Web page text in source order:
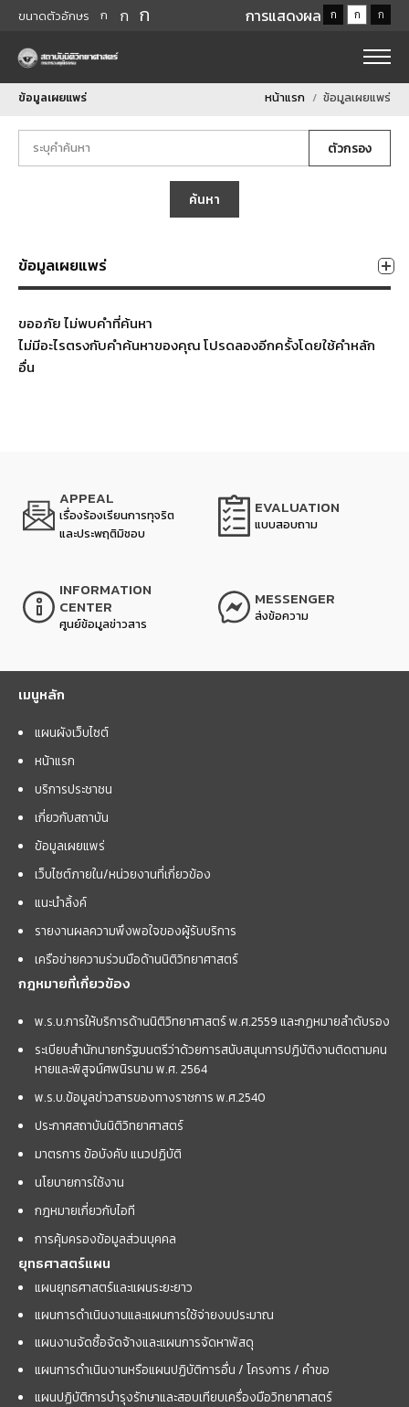
ขนาดตัวอักษร ก ก ก การแสดงผล ก ก ก
ข้อมูลเผยแพร่ หน้าแรก ข้อมูลเผยแพร่
ตัวกรอง
ค้นหา
ข้อมูลเผยแพร่
ขออภัย ไม่พบคำที่ค้นหา
ไม่มีอะไรตรงกับคำค้นหาของคุณ โปรดลองอีกครั้งโดยใช้คำหลัก
อื่น
APPEAL
เรื่องร้องเรียนการทุจริต
และประพฤติมิชอบ
EVALUATION
แบบสอบถาม
INFORMATION
CENTER
ศูนย์ข้อมูลข่าวสาร
MESSENGER
ส่งข้อความ
เมนูหลัก
แผนผังเว็บไซต์
หน้าแรก
บริการประชาชน
เกี่ยวกับสถาบัน
ข้อมูลเผยแพร่
เว็บไซต์ภายใน/หน่วยงานที่เกี่ยวข้อง
แนะนำลิ้งค์
รายงานผลความพึงพอใจของผู้รับบริการ
เครือข่ายความร่วมมือด้านนิติวิทยาศาสตร์
กฎหมายที่เกี่ยวข้อง
พ.ร.บ.การให้บริการด้านนิติวิทยาศาสตร์ พ.ศ.2559 และกฏหมายลำดับรอง
ระเบียบสำนักนายกรัฐมนตรีว่าด้วยการสนับสนุนการปฏิบัติงานติดตามคน
หายและพิสูจน์ศพนิรนาม พ.ศ. 2564
พ.ร.บ.ข้อมูลข่าวสารของทางราชการ พ.ศ.2540
ประกาศสถาบันนิติวิทยาศาสตร์
มาตรการ ข้อบังคับ แนวปฏิบัติ
นโยบายการใช้งาน
กฎหมายเกี่ยวกับไอที
การคุ้มครองข้อมูลส่วนบุคคล
ยุทธศาสตร์แผน
แผนยุทธศาสตร์และแผนระยะยาว
แผนการดำเนินงานและแผนการใช้จ่ายงบประมาณ
แผนงานจัดซื้อจัดจ้างและแผนการจัดหาพัสดุ
แผนการดำเนินงานหรือแผนปฏิบัติการอื่น / โครงการ / คำขอ
แผนปฏิบัติการบำรุงรักษาและสอบเทียบเครื่องมือวิทยาศาสตร์